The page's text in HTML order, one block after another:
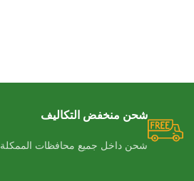
شحن منخفض التكاليف
شحن داخل جميع محافظات الممكلة